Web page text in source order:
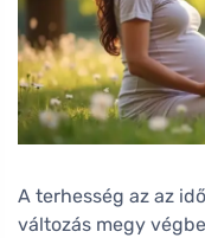
A terhesség az az
változás megy